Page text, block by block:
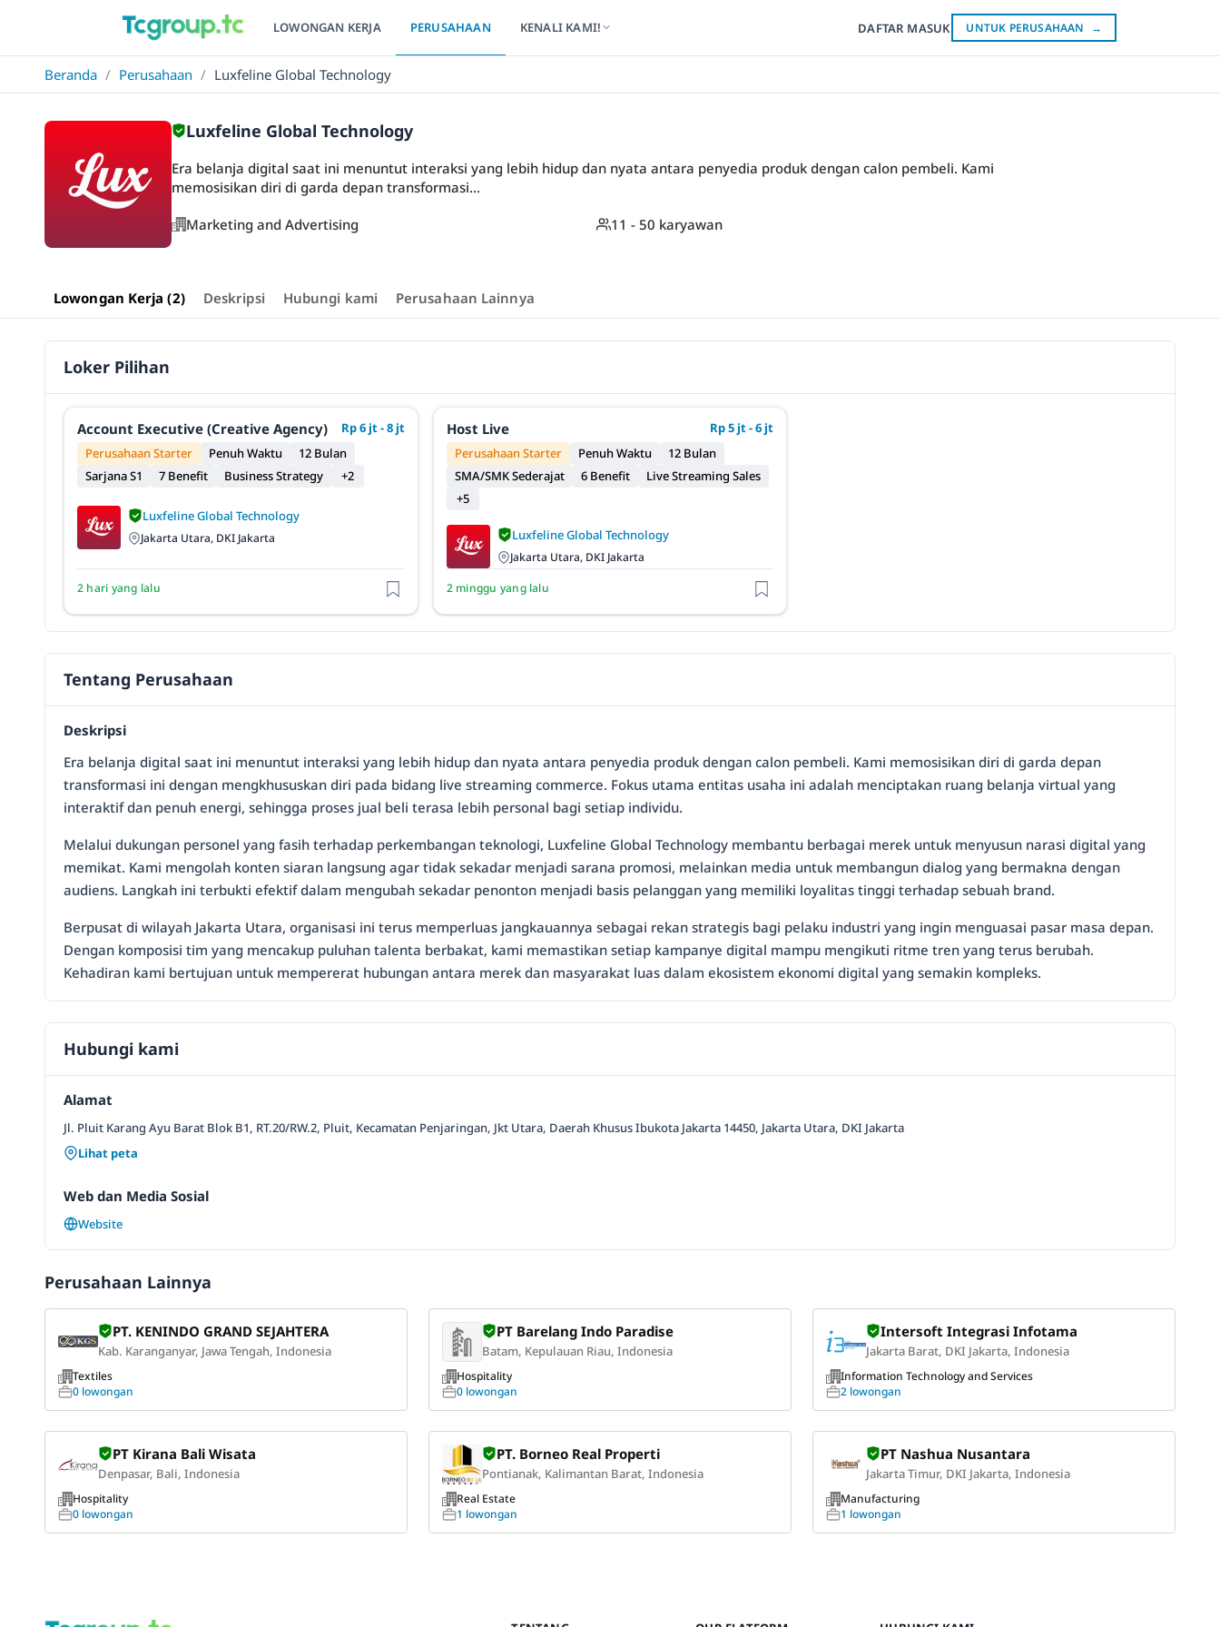
LOWONGAN KERJA PERUSAHAAN KENALI KAMI! DAFTAR MASUK UNTUK PERUSAHAAN →
Beranda / Perusahaan / Luxfeline Global Technology
Luxfeline Global Technology
Era belanja digital saat ini menuntut interaksi yang lebih hidup dan nyata antara penyedia produk dengan calon pembeli. Kami
memosisikan diri di garda depan transformasi...
Marketing and Advertising 11 - 50 karyawan
Lowongan Kerja (2) Deskripsi Hubungi kami Perusahaan Lainnya
Loker Pilihan
Account Executive (Creative Agency)
Rp 6 jt - 8 jt
Perusahaan Starter
Penuh Waktu
12 Bulan
Sarjana S1
7 Benefit Business Strategy +2
Luxfeline Global Technology
Jakarta Utara, DKI Jakarta
2 hari yang lalu
Host Live
Rp 5 jt - 6 jt
Perusahaan Starter
Penuh Waktu
12 Bulan
SMA/SMK Sederajat
6 Benefit
Live Streaming Sales
+5
Luxfeline Global Technology
Jakarta Utara, DKI Jakarta
2 minggu yang lalu
Tentang Perusahaan
Deskripsi
Era belanja digital saat ini menuntut interaksi yang lebih hidup dan nyata antara penyedia produk dengan calon pembeli. Kami memosisikan diri di garda depan
transformasi ini dengan mengkhususkan diri pada bidang live streaming commerce. Fokus utama entitas usaha ini adalah menciptakan ruang belanja virtual yang
interaktif dan penuh energi, sehingga proses jual beli terasa lebih personal bagi setiap individu.
Melalui dukungan personel yang fasih terhadap perkembangan teknologi, Luxfeline Global Technology membantu berbagai merek untuk menyusun narasi digital yang
memikat. Kami mengolah konten siaran langsung agar tidak sekadar menjadi sarana promosi, melainkan media untuk membangun dialog yang bermakna dengan
audiens. Langkah ini terbukti efektif dalam mengubah sekadar penonton menjadi basis pelanggan yang memiliki loyalitas tinggi terhadap sebuah brand.
Berpusat di wilayah Jakarta Utara, organisasi ini terus memperluas jangkauannya sebagai rekan strategis bagi pelaku industri yang ingin menguasai pasar masa depan.
Dengan komposisi tim yang mencakup puluhan talenta berbakat, kami memastikan setiap kampanye digital mampu mengikuti ritme tren yang terus berubah.
Kehadiran kami bertujuan untuk mempererat hubungan antara merek dan masyarakat luas dalam ekosistem ekonomi digital yang semakin kompleks.
Hubungi kami
Alamat
Jl. Pluit Karang Ayu Barat Blok B1, RT.20/RW.2, Pluit, Kecamatan Penjaringan, Jkt Utara, Daerah Khusus Ibukota Jakarta 14450, Jakarta Utara, DKI Jakarta
Lihat peta
Web dan Media Sosial
Website
Perusahaan Lainnya
PT. KENINDO GRAND SEJAHTERA
Kab. Karanganyar, Jawa Tengah, Indonesia
Textiles
0 lowongan
PT Barelang Indo Paradise
Batam, Kepulauan Riau, Indonesia
Hospitality
0 lowongan
Intersoft Integrasi Infotama
Jakarta Barat, DKI Jakarta, Indonesia
Information Technology and Services
2 lowongan
PT Kirana Bali Wisata
Denpasar, Bali, Indonesia
Hospitality
0 lowongan
PT. Borneo Real Properti
Pontianak, Kalimantan Barat, Indonesia
Real Estate
1 lowongan
PT Nashua Nusantara
Jakarta Timur, DKI Jakarta, Indonesia
Manufacturing
1 lowongan